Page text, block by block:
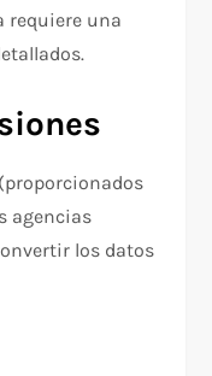
requiere una
agencias
los datos